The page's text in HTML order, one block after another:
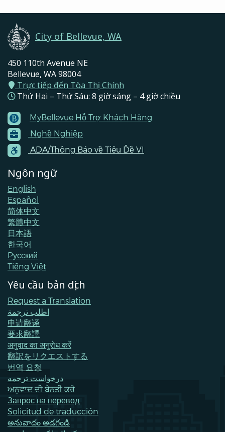
City of Bellevue, WA
450 110th Avenue NE
Bellevue, WA 98004
Trực tiếp đến Tòa Thị Chính
Thứ Hai – Thứ Sáu: 8 giờ sáng – 4 giờ chiều
Footer
Menu
Contacts
MyBellevue Hỗ Trợ Khách Hàng
Nghề Nghiệp
ADA/Thông Báo về Tiêu Đề VI
Ngôn ngữ
English
Español
简体中文
繁體中文
日本語
한국어
Pусский
Tiếng Việt
Yêu cầu bản dịch
Request a Translation
اطلب ترجمة
申请翻译
要求翻譯
अनुवाद का अनुरोध करें
翻訳をリクエストする
번역 요청
درخواست ترجمه
ਅਨੁਵਾਦ ਦੀ ਬੇਨਤੀ ਕਰੋ
Запрос на перевод
Solicitud de traducción
అనువాదం అడగండి